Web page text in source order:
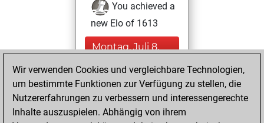
You achieved a
new Elo of 1613
Montag, Juli 8,
You played 1
blitz games
Play
You scored +0
Wir verwenden Cookies und vergleichbare Technologien,
um bestimmte Funktionen zur Verfügung zu stellen, die
Nutzererfahrungen zu verbessern und interessengerechte
Inhalte auszuspielen. Abhängig von ihrem